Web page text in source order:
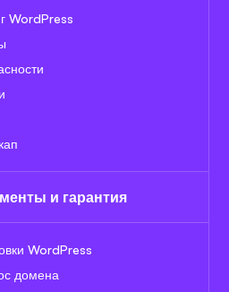
WordPress
и гарантия
WordPress
домена